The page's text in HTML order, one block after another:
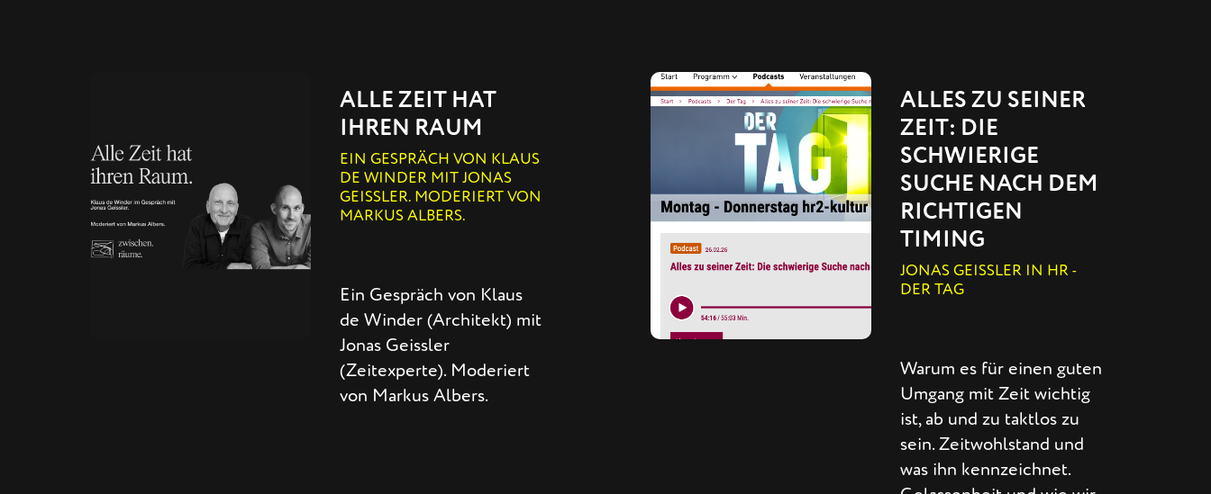
ALLE ZEIT HAT
IHREN RAUM
EIN GESPRÄCH VON KLAUS
DE WINDER MIT JONAS
GEISSLER. MODERIERT VON
MARKUS ALBERS.
Ein Gespräch von Klaus
de Winder (Architekt) mit
Jonas Geissler
(Zeitexperte). Moderiert
von Markus Albers.
ALLES ZU SEINER
ZEIT: DIE
SCHWIERIGE
SUCHE NACH DEM
RICHTIGEN
TIMING
JONAS GEISSLER IN HR -
DER TAG
Warum es für einen guten
Umgang mit Zeit wichtig
ist, ab und zu taktlos zu
sein. Zeitwohlstand und
was ihn kennzeichnet.